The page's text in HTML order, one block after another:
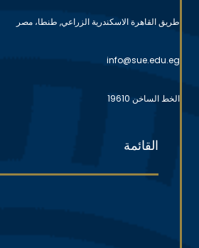
طريق القاهرة الاسكندرية الزراعي, طنطا، مصر
info@sue.edu.eg
الخط الساخن 19610
القائمة